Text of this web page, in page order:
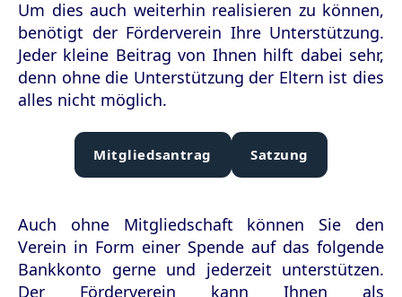
Um dies auch weiterhin realisieren zu können,
benötigt der Förderverein Ihre Unterstützung.
Jeder kleine Beitrag von Ihnen hilft dabei sehr,
denn ohne die Unterstützung der Eltern ist dies
alles nicht möglich.
Mitgliedsantrag Satzung
Auch ohne Mitgliedschaft können Sie den
Verein in Form einer Spende auf das folgende
Bankkonto gerne und jederzeit unterstützen.
Der Förderverein kann Ihnen als